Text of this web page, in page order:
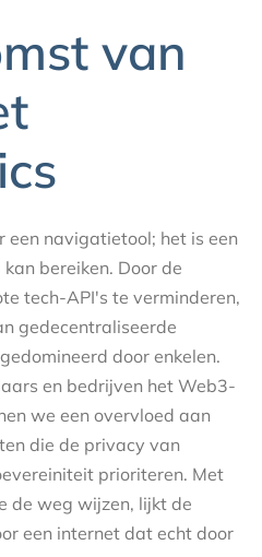
van
een navigatietool; het is een
bereiken. Door de
tech-API's te verminderen,
gedecentraliseerde
door enkelen.
en bedrijven het Web3-
we een overvloed aan
die de privacy van
prioriteren. Met
de weg wijzen, lijkt de
een internet dat echt door